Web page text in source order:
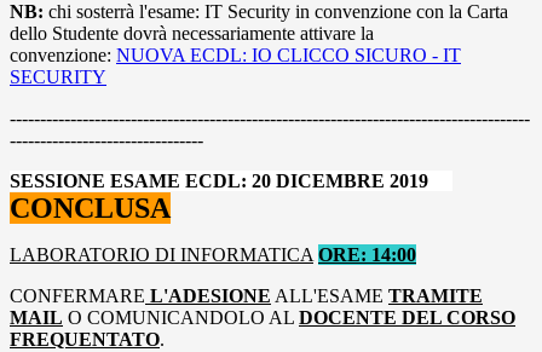
NB: chi sosterrà l'esame: IT Security in convenzione con la Carta
dello Studente dovrà necessariamente attivare la
convenzione: NUOVA ECDL: IO CLICCO SICURO - IT
SECURITY
--------------------------------------------------------------------------------------
--------------------------------
SESSIONE ESAME ECDL: 20 DICEMBRE 2019
CONCLUSA
LABORATORIO DI INFORMATICA ORE: 14:00
CONFERMARE L'ADESIONE ALL'ESAME TRAMITE
MAIL O COMUNICANDOLO AL DOCENTE DEL CORSO
FREQUENTATO.